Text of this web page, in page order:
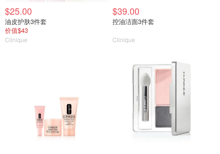
$25.00
油皮护肤3件套
价值$43
Clinique
$39.00
控油洁面3件套
Clinique